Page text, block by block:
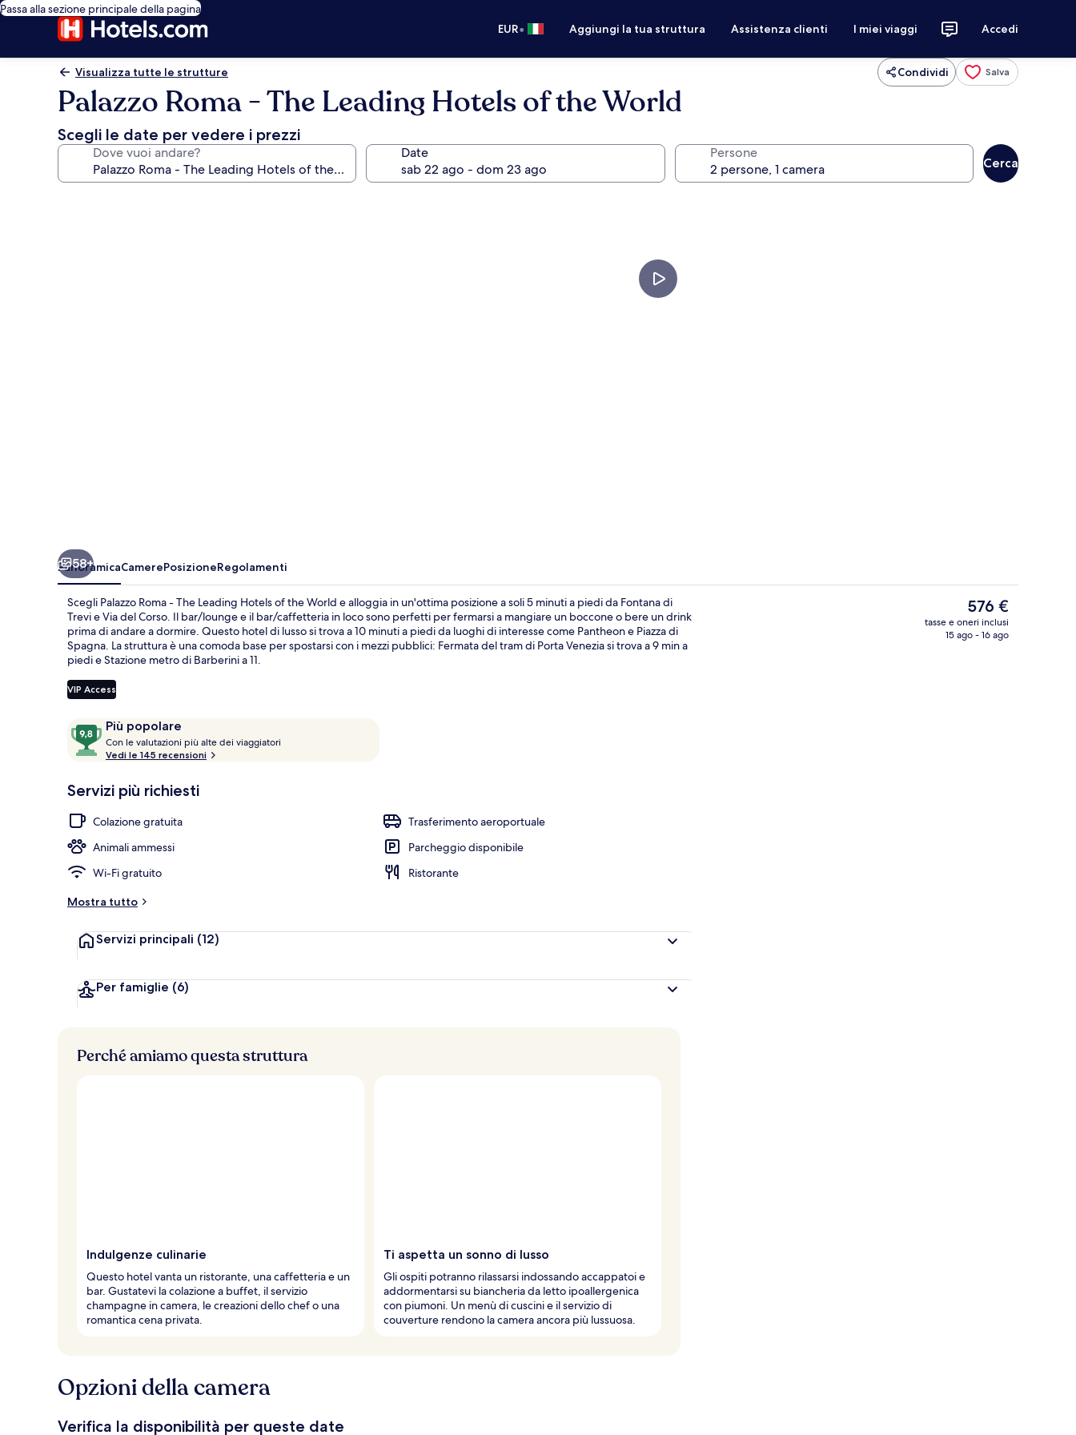
Passa alla sezione principale della pagina
EUR• Aggiungi la tua struttura Assistenza clienti I miei viaggi Accedi
Visualizza tutte le strutture Condividi Salva
Palazzo Roma - The Leading Hotels of the World
Scegli le date per vedere i prezzi
Dove vuoi andare? Date Persone
Cerca
Scalinata
58+
PanoramicaCamerePosizioneRegolamenti
Scegli Palazzo Roma - The Leading Hotels of the World e alloggia in un'ottima posizione a soli 5 minuti a piedi da Fontana di
Trevi e Via del Corso. Il bar/lounge e il bar/caffetteria in loco sono perfetti per fermarsi a mangiare un boccone o bere un drink
prima di andare a dormire. Questo hotel di lusso si trova a 10 minuti a piedi da luoghi di interesse come Pantheon e Piazza di
Spagna. La struttura è una comoda base per spostarsi con i mezzi pubblici: Fermata del tram di Porta Venezia si trova a 9 min a
piedi e Stazione metro di Barberini a 11.
VIP Access
RecensioniPiù popolare
9,8
su
10,
popolare
Con le valutazioni più alte dei viaggiatori
z
i
a
t
Vedi le 145 recensioni
Servizi più richiesti
Colazione gratuita
Trasferimento aeroportuale
Animali ammessi
Parcheggio disponibile
Wi-Fi gratuito
Ristorante
Mostra tutto
Servizi principali (12)
Per famiglie (6)
Il
prezzo
attuale
576 €
tasse e oneri inclusi
15 ago - 16 ago
Perché amiamo questa struttura
Indulgenze culinarie
Questo hotel vanta un ristorante, una caffetteria e un
bar. Gustatevi la colazione a buffet, il servizio
champagne in camera, le creazioni dello chef o una
romantica cena privata.
Ti aspetta un sonno di lusso
Gli ospiti potranno rilassarsi indossando accappatoi e
addormentarsi su biancheria da letto ipoallergenica
con piumoni. Un menù di cuscini e il servizio di
couverture rendono la camera ancora più lussuosa.
Opzioni della camera
Verifica la disponibilità per queste date